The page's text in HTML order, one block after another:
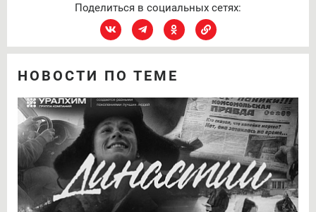
Поделиться в социальных сетях:
НОВОСТИ ПО ТЕМЕ